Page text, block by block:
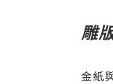
雕
金紙